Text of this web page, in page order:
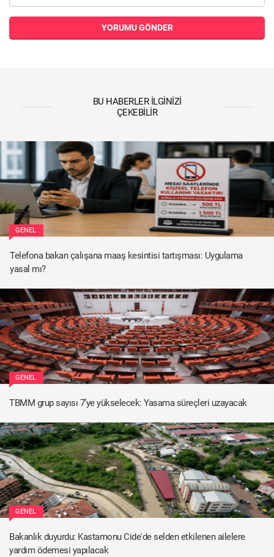
YORUMU GÖNDER
BU HABERLER İLGINIZI
ÇEKEBILIR
GENEL
Telefona bakan çalışana maaş kesintisi tartışması: Uygulama
yasal mı?
GENEL
TBMM grup sayısı 7’ye yükselecek: Yasama süreçleri uzayacak
GENEL
Bakanlık duyurdu: Kastamonu Cide'de selden etkilenen ailelere
yardım ödemesi yapılacak